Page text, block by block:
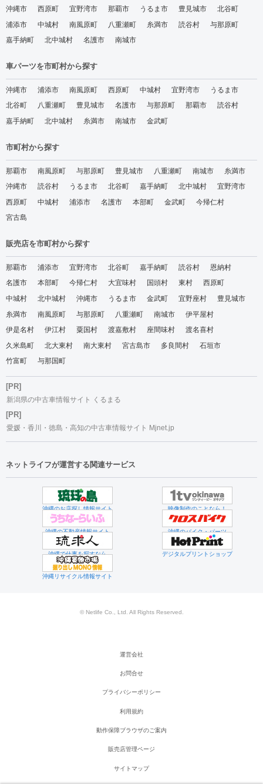
沖縄市 西原町 宜野湾市 那覇市 うるま市 豊見城市
北谷町
浦添市
中城村 南風原町 八重瀬町 糸満市 読谷村
与那原町
嘉手納町
北中城村 名護市 南城市
車パーツを市町村から探す
沖縄市 浦添市 南風原町 西原町 中城村 宜野湾市
うるま市
北谷町
八重瀬町 豊見城市 名護市 与那原町 那覇市
読谷村
嘉手納町
北中城村 糸満市 南城市 金武町
市町村から探す
那覇市 南風原町 与那原町 豊見城市 八重瀬町 南城市
糸満市
沖縄市
読谷村 うるま市 北谷町 嘉手納町 北中城村
宜野湾市
西原町
中城村 浦添市 名護市 本部町 金武町
今帰仁村
宮古島
販売店を市町村から探す
那覇市 浦添市 宜野湾市 北谷町 嘉手納町 読谷村
恩納村
名護市
本部町 今帰仁村 大宜味村 国頭村 東村
西原町
中城村
北中城村 沖縄市 うるま市 金武町 宜野座村
豊見城市
糸満市
南風原町 与那原町 八重瀬町 南城市
伊平屋村
伊是名村
伊江村 粟国村 渡嘉敷村 座間味村
渡名喜村
久米島町
北大東村 南大東村 宮古島市 多良間村
石垣市
竹富町
与那国町
[PR]
新潟県の中古車情報サイト くるまる
[PR]
愛媛・香川・徳島・高知の中古車情報サイト Mjnet.jp
ネットライフが運営する関連サービス
沖縄のお店探し情報サイト 映像制作のことなら！
沖縄の不動産情報サイト 沖縄のバイク・パーツ
沖縄で仕事を探すなら デジタルプリントショップ
沖縄リサイクル情報サイト
© Netlife Co., Ltd. All Rights Reserved.
運営会社
お問合せ
プライバシーポリシー
利用規約
動作保障ブラウザのご案内
販売店管理ページ
サイトマップ